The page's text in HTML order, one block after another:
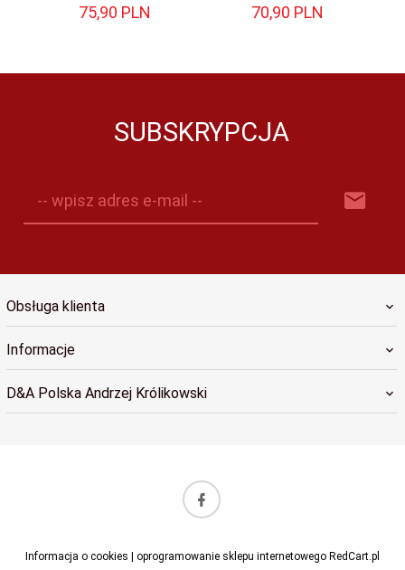
75,90 PLN 70,90 PLN
SUBSKRYPCJA
-- wpisz adres e-mail --
Obsługa klienta
Informacje
D&A Polska Andrzej Królikowski
Informacja o cookies | oprogramowanie sklepu internetowego RedCart.pl